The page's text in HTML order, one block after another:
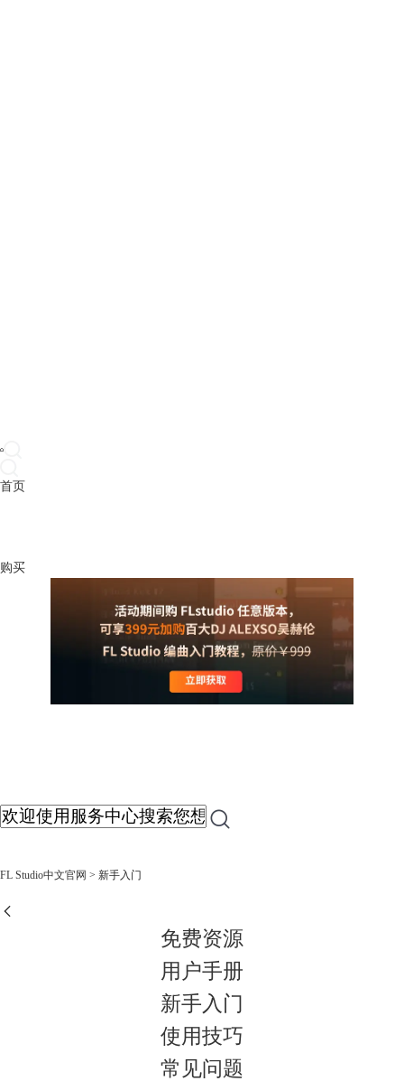
首页
购买
FL Studio中文官网 > 新手入门
免费资源
用户手册
新手入门
使用技巧
常见问题